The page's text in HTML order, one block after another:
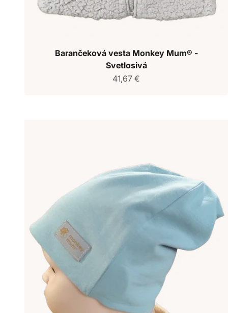
Barančeková vesta Monkey Mum® -
Svetlosivá
Predajná cena
41,67 €